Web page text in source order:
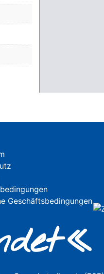
Geschäftsbedingungen
t«